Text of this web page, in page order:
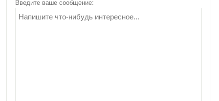
Введите ваше сообщение: